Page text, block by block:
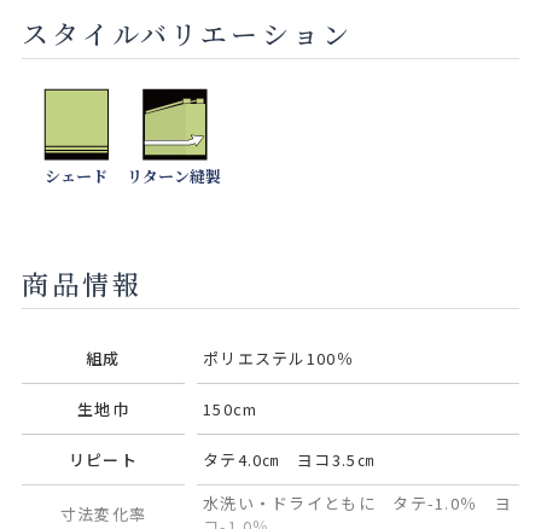
スタイルバリエーション
シェード リターン縫製
商品情報
組成 ポリエステル100％
生地巾 150cm
リピート タテ4.0㎝ ヨコ3.5㎝
寸法変化率
水洗い・ドライともに タテ-1.0％ ヨ